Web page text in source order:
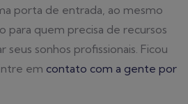
porta de entrada, ao mesmo
para quem precisa de recursos
seus sonhos profissionais. Ficou
em contato com a gente por